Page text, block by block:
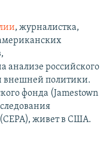
, журналистка,
анализе российского
внешней политики.
фонда (Jamestown
живет в США.